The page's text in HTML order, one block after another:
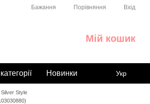
Бажання Порівняння Вхід
Мій кошик
Новинки Укр
Silver Style